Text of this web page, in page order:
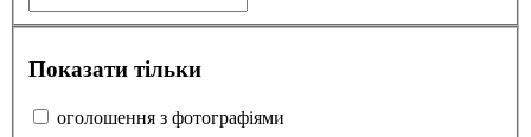
Показати тільки
оголошення з фотографіями